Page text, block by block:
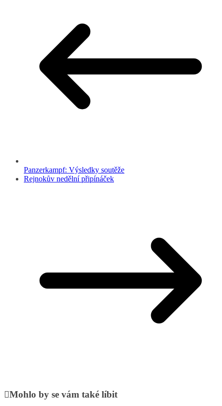
Panzerkampf: Výsledky soutěže
Rejnokův nedělní připínáček
Mohlo by se vám také líbit